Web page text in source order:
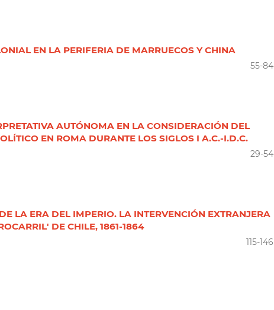
EN LA PERIFERIA DE MARRUECOS Y CHINA
55-84
AUTÓNOMA EN LA CONSIDERACIÓN DEL
EN ROMA DURANTE LOS SIGLOS I A.C.-I.D.C.
29-54
LA ERA DEL IMPERIO. LA INTERVENCIÓN EXTRANJERA
DE CHILE, 1861-1864
115-146